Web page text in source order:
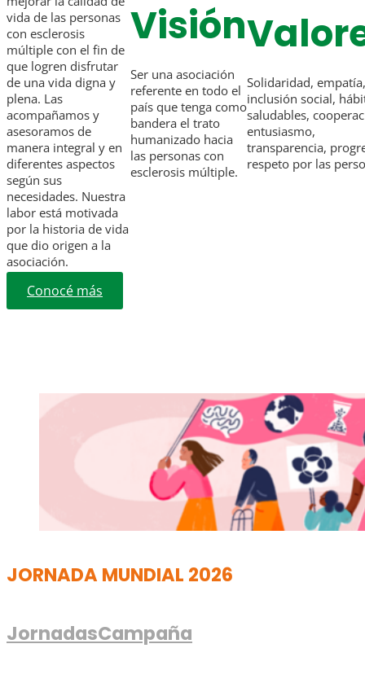
vida de las personas
con esclerosis
múltiple con el fin de
que logren disfrutar
de una vida digna y
plena. Las
acompañamos y
asesoramos de
manera integral y en
diferentes aspectos
según sus
necesidades. Nuestra
labor está motivada
por la historia de vida
que dio origen a la
asociación.
Visión
Ser una asociación
referente en todo el
país que tenga como
bandera el trato
humanizado hacia
las personas con
esclerosis múltiple.
Solidaridad, empatía,
inclusión social,
saludables,
entusiasmo,
transparencia,
respeto por las
Conocé más
JORNADA MUNDIAL 2026
JornadasCampaña